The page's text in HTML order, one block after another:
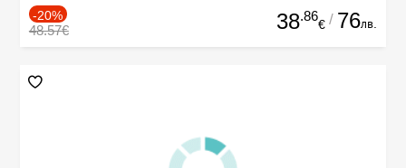
-20%
48.57€ 38.86
€ / 76лв.